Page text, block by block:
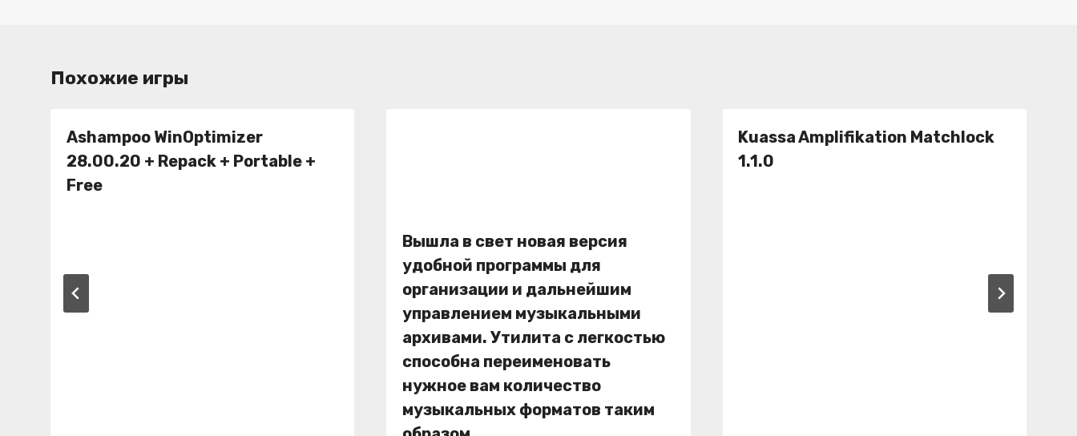
Похожие игры
Ashampoo WinOptimizer
28.00.20 + Repack + Portable +
Free
Вышла в свет новая версия
удобной программы для
организации и дальнейшим
управлением музыкальными
архивами. Утилита с легкостью
способна переименовать
нужное вам количество
музыкальных форматов таким
Kuassa Amplifikation Matchlock
1.1.0